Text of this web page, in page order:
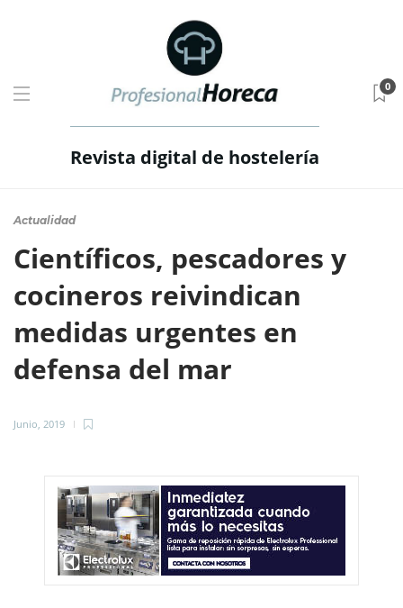
Revista digital de hostelería
0
Actualidad
Científicos, pescadores y
cocineros reivindican
medidas urgentes en
defensa del mar
Junio, 2019